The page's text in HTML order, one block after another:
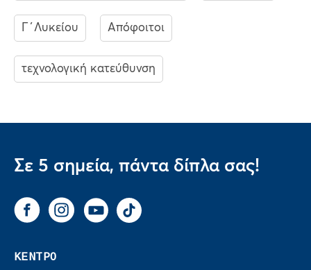
Γ΄Λυκείου Απόφοιτοι
τεχνολογική κατεύθυνση
Σε 5 σημεία, πάντα δίπλα σας!
FacebookInstagram
You Tube Tik Tok
ΚΕΝΤΡΟ